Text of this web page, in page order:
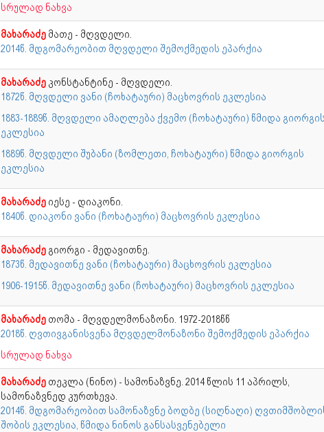
სრულად ნახვა
მახარაძემათე - მღვდელი.
2014წ. მდგომარეობით მღვდელი შემოქმედის ეპარქია
მახარაძეკონსტანტინე - მღვდელი.
1872წ. მღვდელი ვანი (ჩოხატაური) მაცხოვრის ეკლესია
1883-1889წ. მღვდელი ამაღლება ქვემო (ჩოხატაური) წმიდა
ეკლესია
1889წ. მღვდელი შუბანი (ზომლეთი, ჩოხატაური) წმიდა გიორგის
ეკლესია
მახარაძეიესე - დიაკონი.
1840წ. დიაკონი ვანი (ჩოხატაური) მაცხოვრის ეკლესია
მახარაძეგიორგი - მედავითნე.
1873წ. მედავითნე ვანი (ჩოხატაური) მაცხოვრის ეკლესია
1906-1915წ. მედავითნე ვანი (ჩოხატაური) მაცხოვრის ეკლესია
მახარაძეთომა - მღვდელმონაზონი. 1972-2018წწ
2018წ. ღვთივგანისვენა მღვდელმონაზონი შემოქმედის ეპარქია
სრულად ნახვა
მახარაძეთეკლა (ნინო) - სამონაზვნე. 2014 წლის 11 აპრილს,
სამონაზვნედ კურთხევა.
2014წ. მდგომარეობით სამონაზვნე ბოდბე (სიღნაღი)
შობის ეკლესია, წმიდა ნინოს განსასვენებელი